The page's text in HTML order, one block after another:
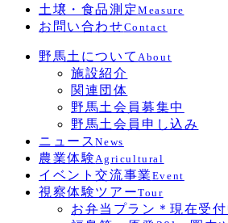
土壌・食品測定Measure
お問い合わせContact
野馬土について About
施設紹介
関連団体
野馬土会員募集中
野馬土会員申し込み
ニュースNews
農業体験Agricultural
イベント交流事業 Event
視察体験ツアーTour
お弁当プラン＊現在受付